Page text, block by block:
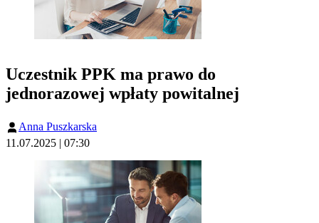
Uczestnik PPK ma prawo do
jednorazowej wpłaty powitalnej
Anna Puszkarska
11.07.2025 | 07:30